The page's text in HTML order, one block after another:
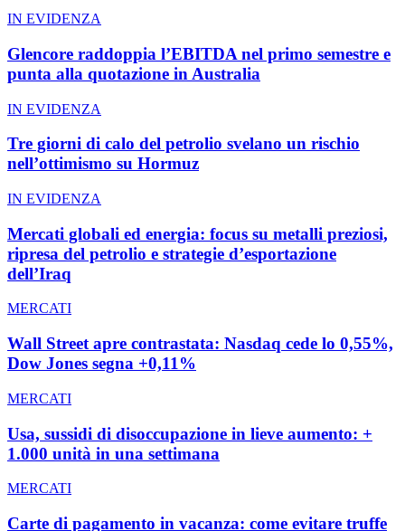
IN EVIDENZA
Glencore raddoppia l’EBITDA nel primo semestre e
punta alla quotazione in Australia
IN EVIDENZA
Tre giorni di calo del petrolio svelano un rischio
nell’ottimismo su Hormuz
IN EVIDENZA
Mercati globali ed energia: focus su metalli preziosi,
ripresa del petrolio e strategie d’esportazione
dell’Iraq
MERCATI
Wall Street apre contrastata: Nasdaq cede lo 0,55%,
Dow Jones segna +0,11%
MERCATI
Usa, sussidi di disoccupazione in lieve aumento: +
1.000 unità in una settimana
MERCATI
Carte di pagamento in vacanza: come evitare truffe